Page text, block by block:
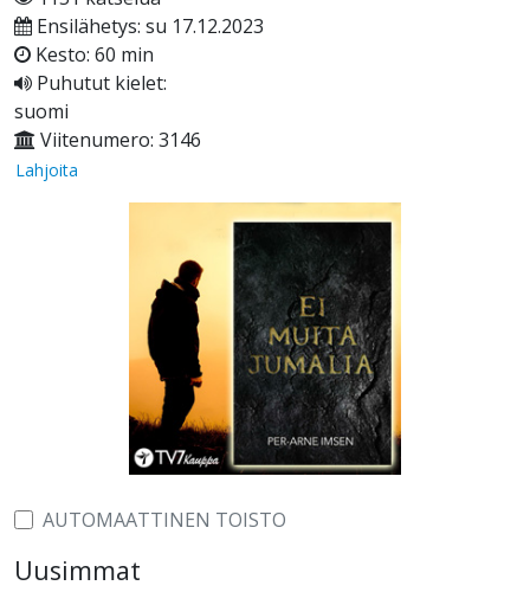
Ensilähetys: su 17.12.2023
Kesto: 60 min
Puhutut kielet:
suomi
Viitenumero: 3146
Lahjoita
AUTOMAATTINEN TOISTO
Uusimmat